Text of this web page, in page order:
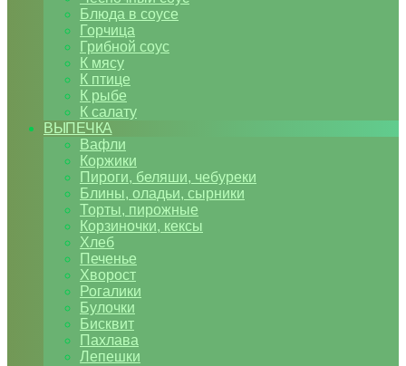
Блюда в соусе
Горчица
Грибной соус
К мясу
К птице
К рыбе
К салату
ВЫПЕЧКА
Вафли
Коржики
Пироги, беляши, чебуреки
Блины, оладьи, сырники
Торты, пирожные
Корзиночки, кексы
Хлеб
Печенье
Хворост
Рогалики
Булочки
Бисквит
Пахлава
Лепешки